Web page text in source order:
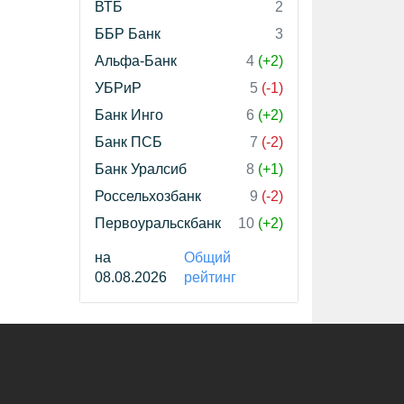
ВТБ
2
ББР Банк
3
Альфа-Банк
4 (+2)
УБРиР
5 (-1)
Банк Инго
6 (+2)
Банк ПСБ
7 (-2)
Банк Уралсиб
8 (+1)
Россельхозбанк
9 (-2)
Первоуральскбанк
10 (+2)
на
08.08.2026
Общий
рейтинг